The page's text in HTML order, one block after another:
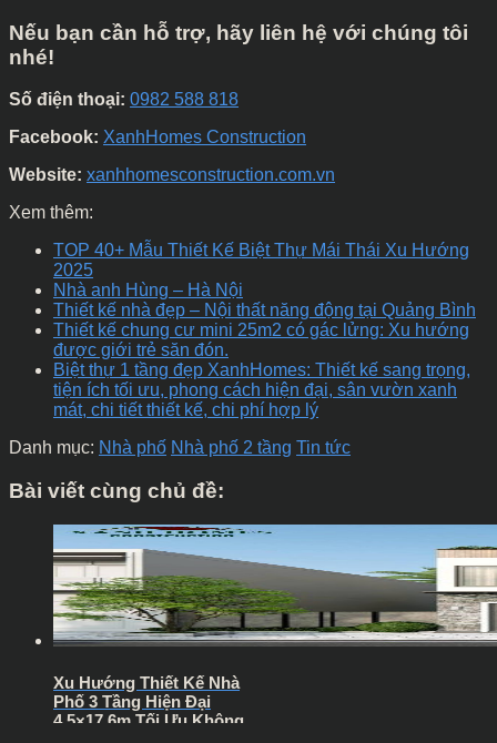
Nếu bạn cần hỗ trợ, hãy liên hệ với chúng tôi
nhé!
Số điện thoại: 0982 588 818
Facebook: XanhHomes Construction
Website: xanhhomesconstruction.com.vn
Xem thêm:
TOP 40+ Mẫu Thiết Kế Biệt Thự Mái Thái Xu Hướng
2025
Nhà anh Hùng – Hà Nội
Thiết kế nhà đẹp – Nội thất năng động tại Quảng Bình
Thiết kế chung cư mini 25m2 có gác lửng: Xu hướng
được giới trẻ săn đón.
Biệt thự 1 tầng đẹp XanhHomes: Thiết kế sang trọng,
tiện ích tối ưu, phong cách hiện đại, sân vườn xanh
mát, chi tiết thiết kế, chi phí hợp lý
Danh mục: Nhà phố Nhà phố 2 tầng Tin tức
Bài viết cùng chủ đề:
Xu Hướng Thiết Kế Nhà
Phố 3 Tầng Hiện Đại
4.5×17.6m Tối Ưu Không